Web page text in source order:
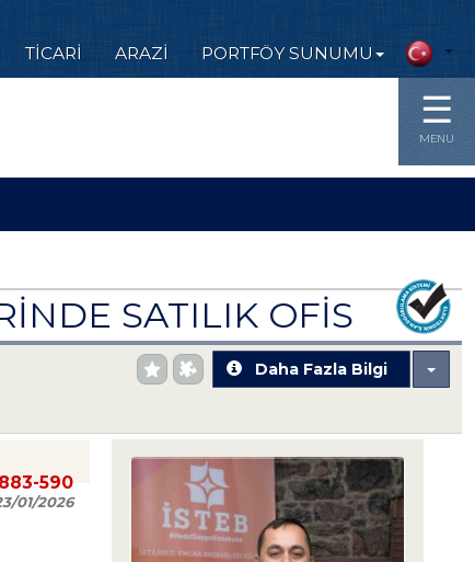
TİCARİ ARAZİ PORTFÖY SUNUMU
☰
MENU
SATILIK OFİS
Daha Fazla Bilgi
590
01/2026